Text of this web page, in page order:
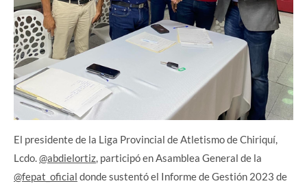
El presidente de la Liga Provincial de Atletismo de Chiriquí,
Lcdo.@abdielortiz, participó en Asamblea General de la
@fepat_oficial donde sustentó el Informe de Gestión 2023 de